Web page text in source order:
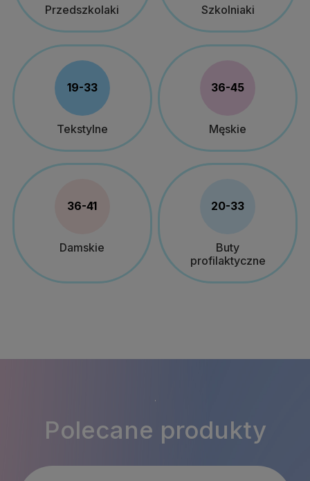
Przedszkolaki Szkolniaki
19-33
Tekstylne
36-45
Męskie
36-41
Damskie
20-33
Buty
profilaktyczne
Polecane produkty